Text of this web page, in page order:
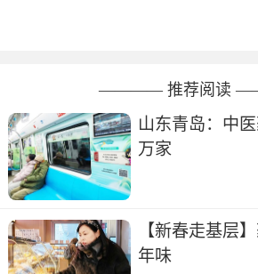
———— 推荐阅读
山东青岛：中
万家
【新春走基层
年味